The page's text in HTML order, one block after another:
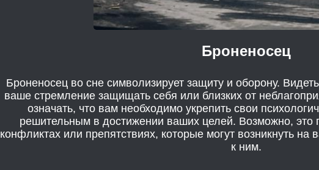
Броненосец
Броненосец во сне символизирует защиту и оборону.
ваше стремление защищать себя или близких от
означать, что вам необходимо укрепить свои
решительным в достижении ваших целей. Возможно,
конфликтах или препятствиях, которые могут возникнуть
к ним.